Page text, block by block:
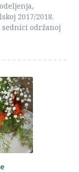
2017/2018.
održanoj